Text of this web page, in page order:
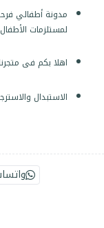
مدونة أطفالي
لمستلزمات
اهلا بكم فى متجرنا
الاستبدال